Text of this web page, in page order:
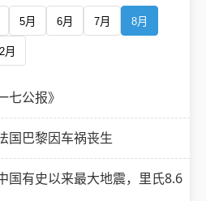
5月 6月 7月 8月
月
七公报》
国巴黎因车祸丧生
国有史以来最大地震，里氏8.6